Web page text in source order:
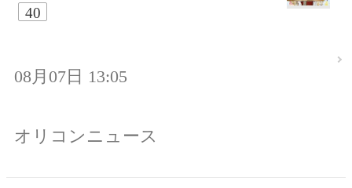
40
08月07日 13:05
オリコンニュース